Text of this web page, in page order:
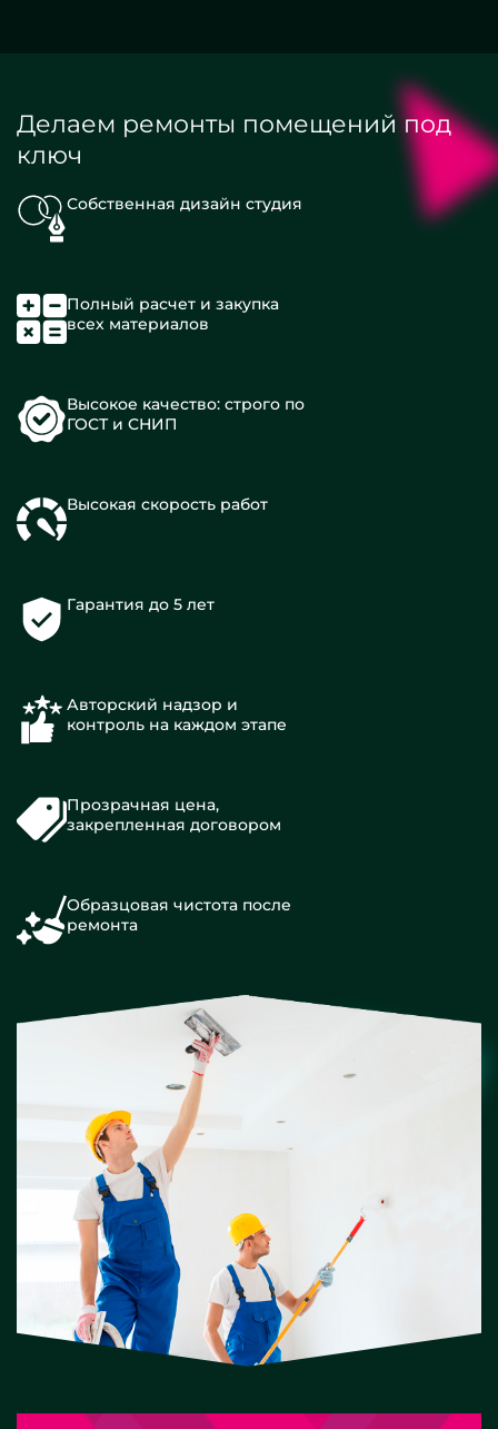
Делаем ремонты помещений под
ключ
Собственная дизайн студия
Полный расчет и закупка
всех материалов
Высокое качество: строго по
ГОСТ и СНИП
Высокая скорость работ
Гарантия до 5 лет
Авторский надзор и
контроль на каждом этапе
Прозрачная цена,
закрепленная договором
Образцовая чистота после
ремонта